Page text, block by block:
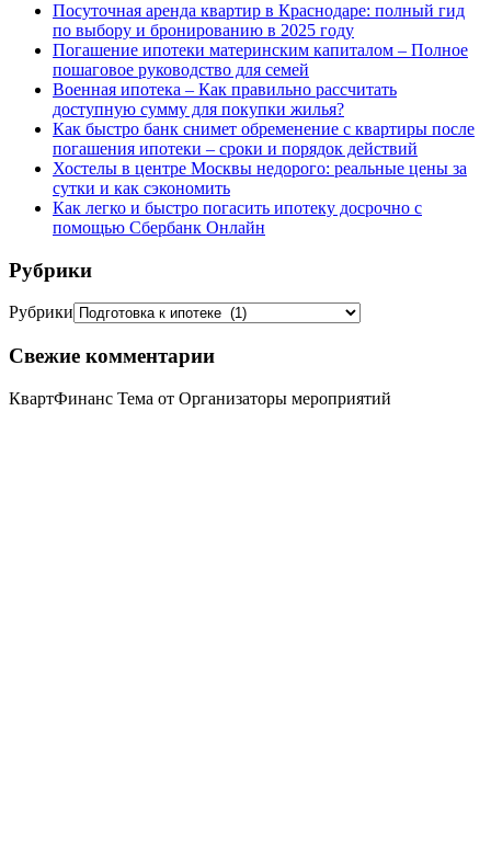
Посуточная аренда квартир в Краснодаре: полный гид
по выбору и бронированию в 2025 году
Погашение ипотеки материнским капиталом – Полное
пошаговое руководство для семей
Военная ипотека – Как правильно рассчитать
доступную сумму для покупки жилья?
Как быстро банк снимет обременение с квартиры после
погашения ипотеки – сроки и порядок действий
Хостелы в центре Москвы недорого: реальные цены за
сутки и как сэкономить
Как легко и быстро погасить ипотеку досрочно с
помощью Сбербанк Онлайн
Рубрики
Рубрики
Свежие комментарии
КвартФинанс Тема от Организаторы мероприятий